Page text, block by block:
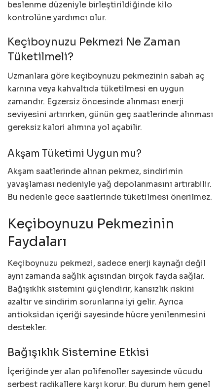
beslenme düzeniyle birleştirildiğinde kilo
kontrolüne yardımcı olur.
Keçiboynuzu Pekmezi Ne Zaman
Tüketilmeli?
Uzmanlara göre keçiboynuzu pekmezinin sabah aç
karnına veya kahvaltıda tüketilmesi en uygun
zamandır. Egzersiz öncesinde alınması enerji
seviyesini artırırken, günün geç saatlerinde alınması
gereksiz kalori alımına yol açabilir.
Akşam Tüketimi Uygun mu?
Akşam saatlerinde alınan pekmez, sindirimin
yavaşlaması nedeniyle yağ depolanmasını artırabilir.
Bu nedenle gece saatlerinde tüketilmesi önerilmez.
Keçiboynuzu Pekmezinin
Faydaları
Keçiboynuzu pekmezi, sadece enerji kaynağı değil
aynı zamanda sağlık açısından birçok fayda sağlar.
Bağışıklık sistemini güçlendirir, kansızlık riskini
azaltır ve sindirim sorunlarına iyi gelir. Ayrıca
antioksidan içeriği sayesinde hücre yenilenmesini
destekler.
Bağışıklık Sistemine Etkisi
İçeriğinde yer alan polifenoller sayesinde vücudu
serbest radikallere karşı korur. Bu durum hem genel